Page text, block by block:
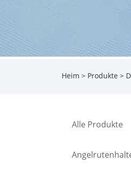
Heim > Produkte >
Alle Produkte